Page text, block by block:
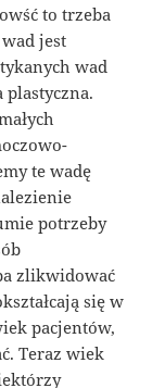
to trzeba
jest
wad
te wadę
potrzeby
zlikwidować
się w
pacjentów,
Teraz wiek